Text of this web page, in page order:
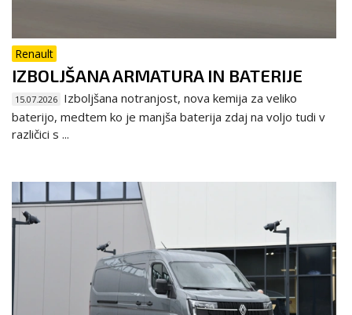
Renault
IZBOLJŠANA ARMATURA IN BATERIJE
15.07.2026 Izboljšana notranjost, nova kemija za veliko
baterijo, medtem ko je manjša baterija zdaj na voljo tudi v
različici s ...